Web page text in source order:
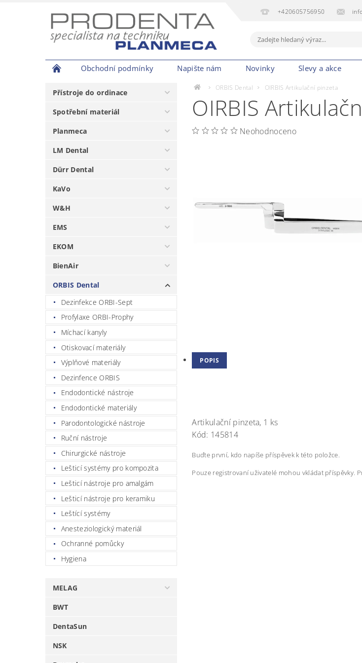
+420605756950
Obchodní podmínky Napište nám Novinky Slevy a akce
Přístroje do ordinace
Spotřební materiál
Planmeca
LM Dental
Dürr Dental
KaVo
W&H
EMS
EKOM
BienAir
ORBIS Dental
Dezinfekce ORBI-Sept
Profylaxe ORBI-Prophy
Míchací kanyly
Otiskovací materiály
Výplňové materiály
Dezinfence ORBIS
Endodontické nástroje
Endodontické materiály
Parodontologické nástroje
Ruční nástroje
Chirurgické nástroje
Lešticí systémy pro kompozita
Lešticí nástroje pro amalgám
Lešticí nástroje pro keramiku
Leštící systémy
Anesteziologický materiál
Ochranné pomůcky
Hygiena
MELAG
BWT
DentaSun
NSK
ORBIS Dental OIRBIS Artikulační pinzeta
OIRBIS
Neohodnoceno
POPIS
Artikulační pinzeta, 1 ks
Kód: 145814
Buďte první, kdo napíše příspěvek k této položce.
Pouze registrovaní uživatelé mohou vkládat příspěvky.